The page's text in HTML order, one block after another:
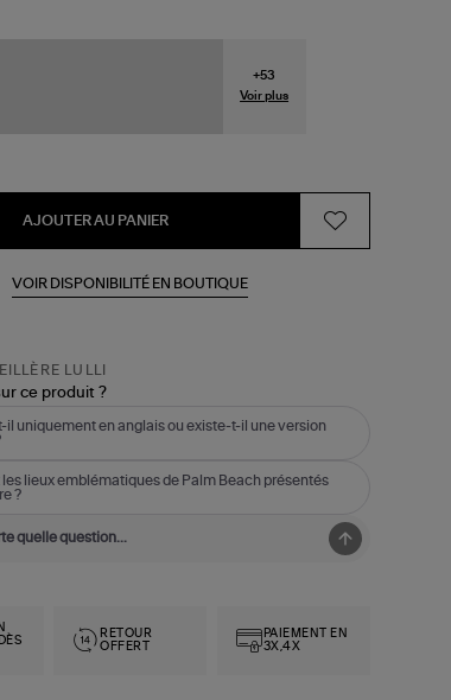
+53
Voir plus
AJOUTER AU PANIER
VOIR DISPONIBILITÉ EN BOUTIQUE
LULLI
ce produit ?
il uniquement en anglais ou existe-t-il une version
lieux emblématiques de Palm Beach présentés
?
RETOUR
OFFERT
PAIEMENT EN
3X,4X